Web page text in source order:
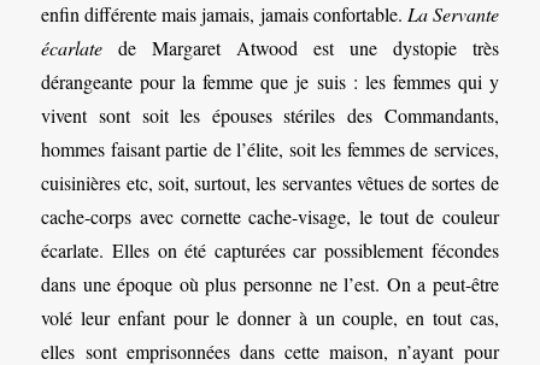
enfin différente mais jamais, jamais confortable. La Servante
écarlate de Margaret Atwood est une dystopie très
dérangeante pour la femme que je suis : les femmes qui y
vivent sont soit les épouses stériles des Commandants,
hommes faisant partie de l’élite, soit les femmes de services,
cuisinières etc, soit, surtout, les servantes vêtues de sortes de
cache-corps avec cornette cache-visage, le tout de couleur
écarlate. Elles on été capturées car possiblement fécondes
dans une époque où plus personne ne l’est. On a peut-être
volé leur enfant pour le donner à un couple, en tout cas,
elles sont emprisonnées dans cette maison, n’ayant pour